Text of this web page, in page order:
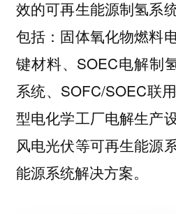
效的可再生能源制氢系
包括：固体氧化物燃料
键材料、SOEC电解制
系统、SOFC/SOEC联
型电化学工厂电解生产
风电光伏等可再生能源
能源系统解决方案。